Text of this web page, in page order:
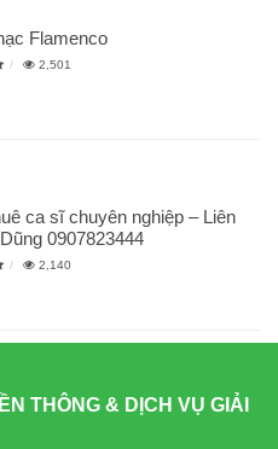
Flamenco
2,501
ca sĩ chuyên nghiệp – Liên
0907823444
2,140
THÔNG & DỊCH VỤ GIẢI